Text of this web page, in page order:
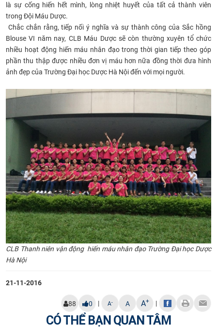
là sự cống hiến hết mình, lòng nhiệt huyết của tất cả thành viên
trong Đội Máu Dược.
Chắc chắn rằng, tiếp nối ý nghĩa và sự thành công của Sắc hồng
Blouse VI năm nay, CLB Máu Dược sẽ còn thường xuyên tổ chức
nhiều hoạt động hiến máu nhân đạo trong thời gian tiếp theo góp
phần thu thập được nhiều đơn vị máu hơn nữa đồng thời đưa hình
ảnh đẹp của Trường Đại học Dược Hà Nội đến với mọi người.
CLB Thanh niên vận động hiến máu nhân đạo Trường Đại học Dược
Hà Nội
21-11-2016
88 0 | A- A A+ |
CÓ THỂ BẠN QUAN TÂM